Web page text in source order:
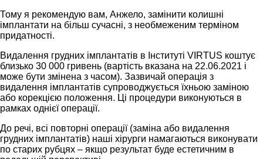
Тому я рекомендую вам, Анжело, замінити колишні
імплантати на більш сучасні, з необмеженим терміном
придатності.
Видалення грудних імплантатів в Інституті VIRTUS коштує
близько 30 000 гривень (вартість вказана на 22.06.2021 і
може бути змінена з часом). Зазвичай операція з
видалення імплантатів супроводжується їхньою заміною
або корекцією положення. Ці процедури виконуються в
рамках однієї операції.
До речі, всі повторні операції (заміна або видалення
грудних імплантатів) наші хірурги намагаються виконувати
по старих рубцях – якщо результат буде естетичним в